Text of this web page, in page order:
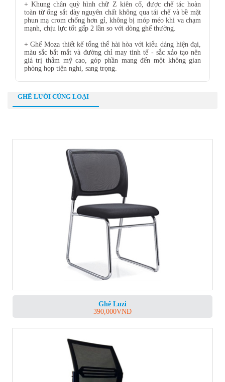
+ Khung chân quỳ hình chữ Z kiên cố, được chế tác hoàn
toàn từ ống sắt dày nguyên chất không qua tái chế và bề mặt
phun mạ crom chống hơn gỉ, không bị móp méo khi va chạm
mạnh, chịu lực tốt gấp 2 lần so với dòng ghế thường.
+ Ghế Moza thiết kế tổng thể hài hòa với kiểu dáng hiện đại,
màu sắc bắt mắt và đường chỉ may tinh tế - sắc xảo tạo nên
giá trị thẩm mỹ cao, góp phần mang đến một không gian
phòng họp tiện nghi, sang trọng.
GHẾ LƯỚI CÙNG LOẠI
Ghế Luzi
390,000VNĐ